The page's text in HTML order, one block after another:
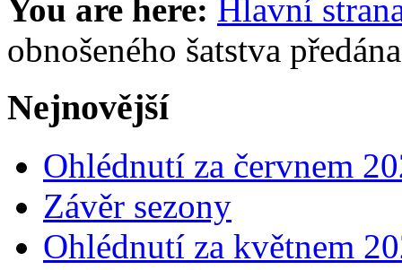
You are here: Hlavní
obnošeného šatstva
Nejnovější
Ohlédnutí za červnem
Závěr sezony
Ohlédnutí za květnem